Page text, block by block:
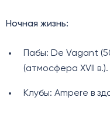
Ночная жизнь:
Пабы: De Vagant
(атмосфера XVII в.).
Клубы: Ampere в